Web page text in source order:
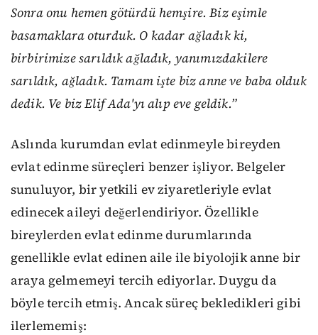
Sonra onu hemen götürdü hemşire. Biz eşimle
basamaklara oturduk. O kadar ağladık ki,
birbirimize sarıldık ağladık, yanımızdakilere
sarıldık, ağladık. Tamam işte biz anne ve baba olduk
dedik. Ve biz Elif Ada'yı alıp eve geldik.”
Aslında kurumdan evlat edinmeyle bireyden
evlat edinme süreçleri benzer işliyor. Belgeler
sunuluyor, bir yetkili ev ziyaretleriyle evlat
edinecek aileyi değerlendiriyor. Özellikle
bireylerden evlat edinme durumlarında
genellikle evlat edinen aile ile biyolojik anne bir
araya gelmemeyi tercih ediyorlar. Duygu da
böyle tercih etmiş. Ancak süreç bekledikleri gibi
ilerlememiş: